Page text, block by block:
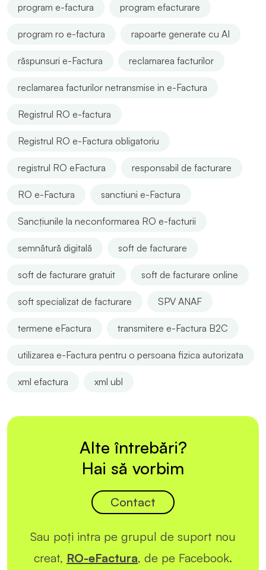
program e-factura program efacturare
program ro e-factura rapoarte generate cu AI
răspunsuri e-Factura reclamarea facturilor
reclamarea facturilor netransmise in e-Factura
Registrul RO e-factura
Registrul RO e-Factura obligatoriu
registrul RO eFactura responsabil de facturare
RO e-Factura sanctiuni e-Factura
Sancțiunile la neconformarea RO e-facturii
semnătură digitală soft de facturare
soft de facturare gratuit soft de facturare online
soft specializat de facturare SPV ANAF
termene eFactura transmitere e-Factura B2C
utilizarea e-Factura pentru o persoana fizica autorizata
xml efactura xml ubl
Alte întrebări?
Hai să vorbim
Contact
Sau poți intra pe grupul de suport nou
creat, RO-eFactura, de pe Facebook.